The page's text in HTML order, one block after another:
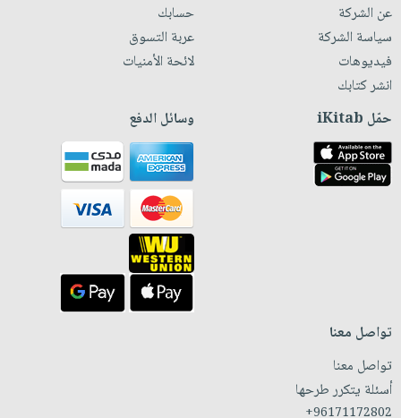
عن الشركة
سياسة الشركة
فيديوهات
انشر كتابك
حسابك
عربة التسوق
لائحة الأمنيات
حمّل iKitab وسائل الدفع
تواصل معنا
تواصل معنا
أسئلة يتكرر طرحها
+96171172802